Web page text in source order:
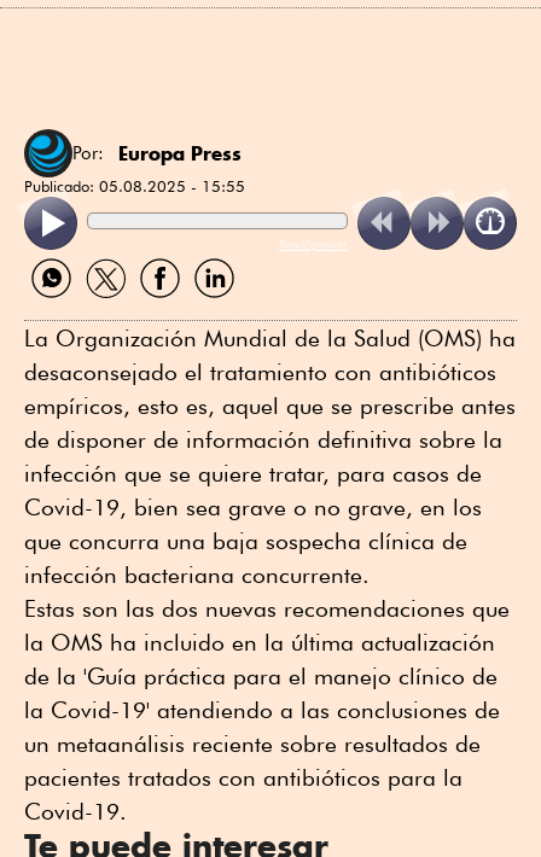
Por: Europa Press
Publicado: 05.08.2025 - 15:55
ReadSpeaker
Compartir
por
Compartir
por
Compartir
por
Compartir
por
La Organización Mundial de la Salud (OMS) ha
desaconsejado el tratamiento con antibióticos
empíricos, esto es, aquel que se prescribe antes
de disponer de información definitiva sobre la
infección que se quiere tratar, para casos de
Covid-19, bien sea grave o no grave, en los
que concurra una baja sospecha clínica de
infección bacteriana concurrente.
Estas son las dos nuevas recomendaciones que
la OMS ha incluido en la última actualización
de la 'Guía práctica para el manejo clínico de
la Covid-19' atendiendo a las conclusiones de
un metaanálisis reciente sobre resultados de
pacientes tratados con antibióticos para la
Covid-19.
Te puede interesar